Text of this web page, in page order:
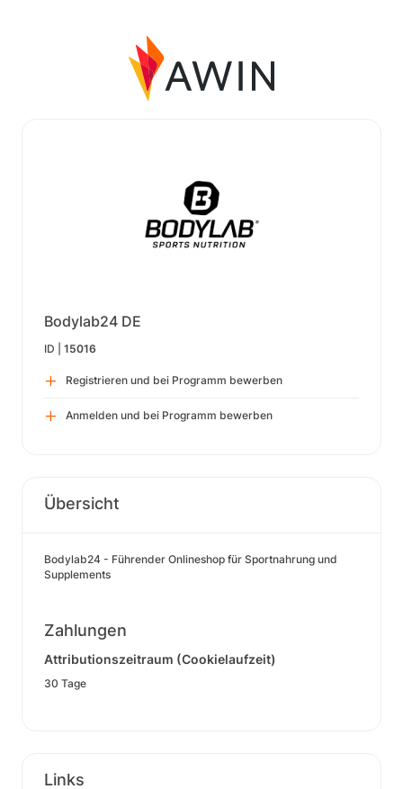
Bodylab24 DE
ID | 15016
Registrieren und bei Programm bewerben
Anmelden und bei Programm bewerben
Übersicht
Bodylab24 - Führender Onlineshop für Sportnahrung und
Supplements
Zahlungen
Attributionszeitraum (Cookielaufzeit)
30 Tage
Links